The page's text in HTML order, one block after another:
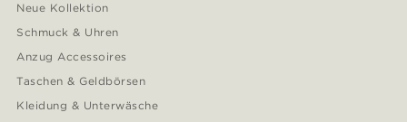
Neue Kollektion
Schmuck & Uhren
Anzug Accessoires
Taschen & Geldbörsen
Kleidung & Unterwäsche